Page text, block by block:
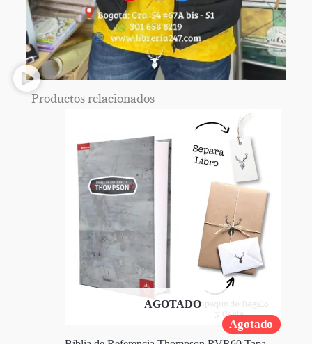
Productos relacionados
Agotado
AGOTADO